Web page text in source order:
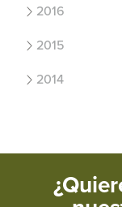
2016
2015
2014